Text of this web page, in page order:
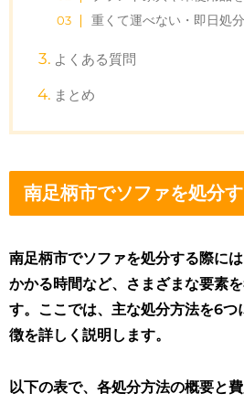
重くて運べない・即日処
よくある質問
まとめ
南足柄市でソファを処分
南足柄市でソファを処分する際に
かかる時間など、さまざまな要素
す。ここでは、主な処分方法を6つ
徴を詳しく説明します。
以下の表で、各処分方法の概要と